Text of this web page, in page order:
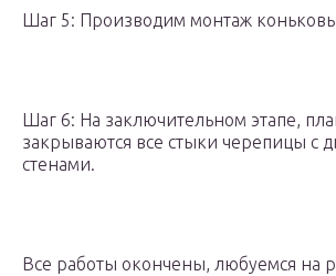
Шаг 5: Производим монтаж
Шаг 6: На заключительном этапе,
закрываются все стыки черепицы с
стенами.
Все работы окончены, любуемся на